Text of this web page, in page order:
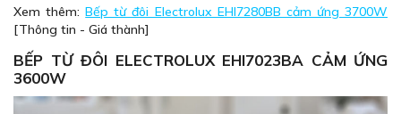
Xem thêm:Bếp từ đôi Electrolux EHI7280BB cảm ứng 3700W
[Thông tin - Giá thành]
BẾP TỪ ĐÔI ELECTROLUX EHI7023BA CẢM ỨNG
3600W